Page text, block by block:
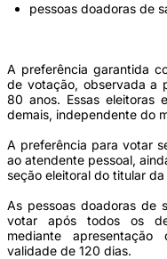
pessoas doadoras de
A preferência garantida
de votação, observada a
80 anos. Essas eleitoras
demais, independente do
A preferência para votar
ao atendente pessoal,
seção eleitoral do titular
As pessoas doadoras de
votar após todos os
mediante
validade de 120 dias.